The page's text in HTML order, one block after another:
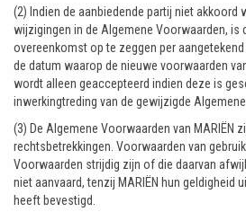
(2) Indien de aanbiedende partij niet akkoord
wijzigingen in de Algemene Voorwaarden, is
overeenkomst op te zeggen per
de datum waarop de nieuwe voorwaarden
wordt alleen geaccepteerd indien deze is
inwerkingtreding van de gewijzigde
(3) De Algemene Voorwaarden van MARIËN
rechtsbetrekkingen. Voorwaarden van
Voorwaarden strijdig zijn of die daarvan
niet aanvaard, tenzij MARIËN hun geldigheid
heeft bevestigd.